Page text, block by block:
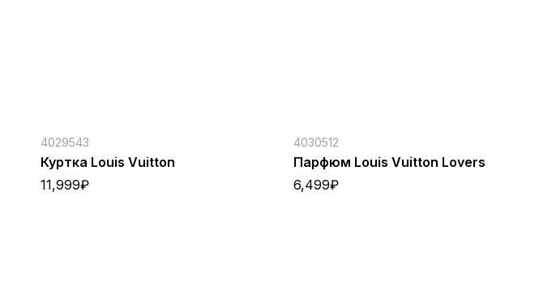
4029543
Куртка Louis Vuitton
11,999₽
4030512
Парфюм Louis Vuitton Lovers
6,499₽